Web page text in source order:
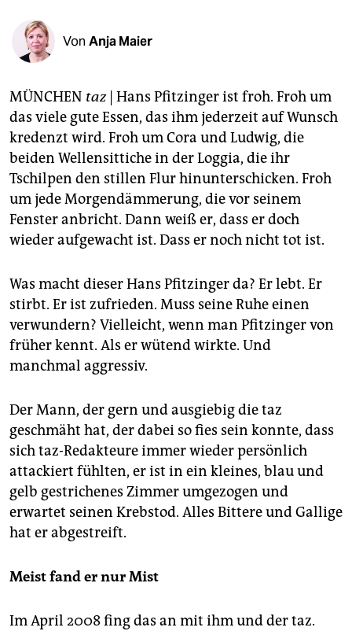
shop
fragen & hilfe
unterstützen
abo
genossenschaft
epaper login
Von Anja Maier
MÜNCHEN taz| Hans Pfitzinger ist froh. Froh um
das viele gute Essen, das ihm jederzeit auf Wunsch
kredenzt wird. Froh um Cora und Ludwig, die
beiden Wellensittiche in der Loggia, die ihr
Tschilpen den stillen Flur hinunterschicken. Froh
um jede Morgendämmerung, die vor seinem
Fenster anbricht. Dann weiß er, dass er doch
wieder aufgewacht ist. Dass er noch nicht tot ist.
Was macht dieser Hans Pfitzinger da? Er lebt. Er
stirbt. Er ist zufrieden. Muss seine Ruhe einen
verwundern? Vielleicht, wenn man Pfitzinger von
früher kennt. Als er wütend wirkte. Und
manchmal aggressiv.
Der Mann, der gern und ausgiebig die taz
geschmäht hat, der dabei so fies sein konnte, dass
sich taz-Redakteure immer wieder persönlich
attackiert fühlten, er ist in ein kleines, blau und
gelb gestrichenes Zimmer umgezogen und
erwartet seinen Krebstod. Alles Bittere und Gallige
hat er abgestreift.
Meist fand er nur Mist
Im April 2008 fing das an mit ihm und der taz.